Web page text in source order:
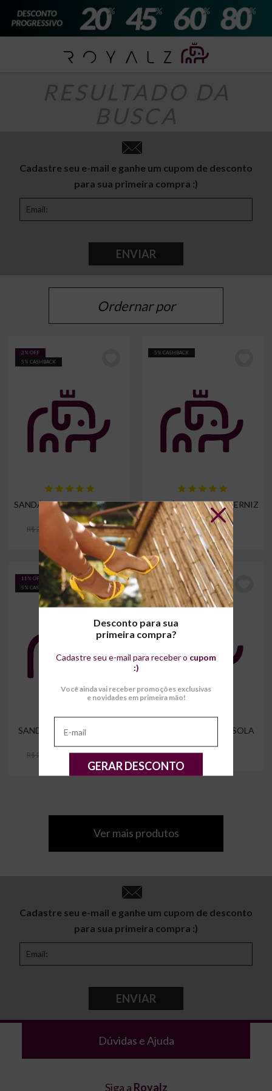
Cadastre seu e-mail e ganhe um cupom de desconto
para sua primeira compra :)
ENVIAR
Ordernar por
2% OFF
5% CASHBACK
SANDÁLIA AVELINE VERNIZ
R$ 209,90 R$ 204,90
5% CASHBACK
SANDÁLIA AVELINE VERNIZ
R$ 229,90
11% OFF
5% CASHBACK
SANDÁLIA AVELINE SOLA
R$ 230,90 R$ 204,90
SANDÁLIA AVELINE SOLA
Produto Esgotado
Ver mais produtos
Desconto para sua
primeira compra?
Cadastre seu e-mail para receber o cupom
:)
Você ainda vai receber promoções exclusivas
e novidades em primeira mão!
GERAR DESCONTO
Cadastre seu e-mail e ganhe um cupom de desconto
para sua primeira compra :)
ENVIAR
Dúvidas e Ajuda
Siga a Royalz